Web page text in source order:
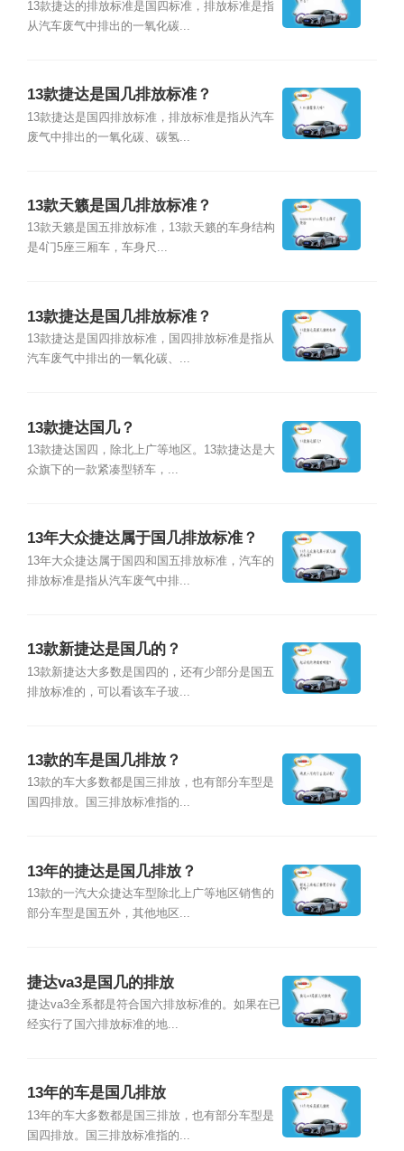
13款捷达的排放标准是国四标准，排放标准是指
从汽车废气中排出的一氧化碳...
13款捷达是国几排放标准？
13款捷达是国四排放标准，排放标准是指从汽车
废气中排出的一氧化碳、碳氢...
13款天籁是国几排放标准？
13款天籁是国五排放标准，13款天籁的车身结构
是4门5座三厢车，车身尺...
13款捷达是国几排放标准？
13款捷达是国四排放标准，国四排放标准是指从
汽车废气中排出的一氧化碳、...
13款捷达国几？
13款捷达国四，除北上广等地区。13款捷达是大
众旗下的一款紧凑型轿车，...
13年大众捷达属于国几排放标准？
13年大众捷达属于国四和国五排放标准，汽车的
排放标准是指从汽车废气中排...
13款新捷达是国几的？
13款新捷达大多数是国四的，还有少部分是国五
排放标准的，可以看该车子玻...
13款的车是国几排放？
13款的车大多数都是国三排放，也有部分车型是
国四排放。国三排放标准指的...
13年的捷达是国几排放？
13款的一汽大众捷达车型除北上广等地区销售的
部分车型是国五外，其他地区...
捷达va3是国几的排放
捷达va3全系都是符合国六排放标准的。如果在已
经实行了国六排放标准的地...
13年的车是国几排放
13年的车大多数都是国三排放，也有部分车型是
国四排放。国三排放标准指的...